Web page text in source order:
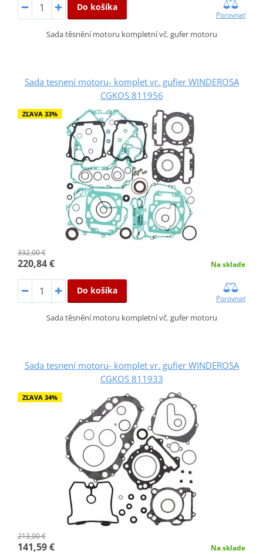
Do košíka
Porovnať
Sada těsnění motoru kompletní vč. gufer motoru
Sada tesnení motoru- komplet vr. gufier WINDEROSA
CGKOS 811956
ZĽAVA 33%
332,00 €
220,84 € Na sklade
Do košíka
Porovnať
Sada těsnění motoru kompletní vč. gufer motoru
Sada tesnení motoru- komplet vr. gufier WINDEROSA
CGKOS 811933
ZĽAVA 34%
213,00 €
141,59 € Na sklade